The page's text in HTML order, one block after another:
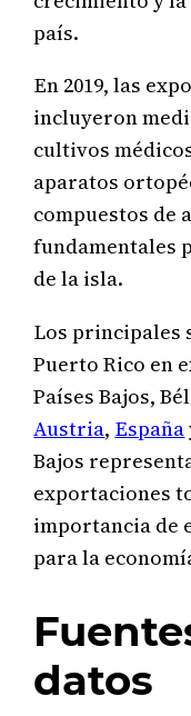
país.
En 2019, las
incluyeron
cultivos
aparatos
compuestos de
fundamentales
de la isla.
Los principales
Puerto Rico en
Países Bajos,
Austria, España
Bajos
exportaciones
importancia de
para la
datos